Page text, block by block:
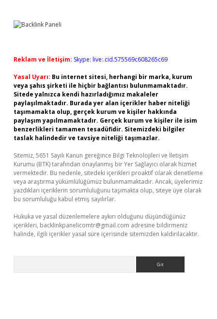
Reklam ve İletişim: Skype: live:.cid.575569c608265c69
Yasal Uyarı: Bu internet sitesi, herhangi bir marka, kurum
veya şahıs şirketi ile hiçbir bağlantısı bulunmamaktadır.
Sitede yalnızca kendi hazırladığımız makaleler
paylaşılmaktadır. Burada yer alan içerikler haber niteliği
taşımamakta olup, gerçek kurum ve kişiler hakkında
paylaşım yapılmamaktadır. Gerçek kurum ve kişiler ile isim
benzerlikleri tamamen tesadüfidir. Sitemizdeki bilgiler
taslak halindedir ve tavsiye niteliği taşımazlar.
Sitemiz, 5651 Sayılı Kanun gereğince Bilgi Teknolojileri ve İletişim
Kurumu (BTK) tarafından onaylanmış bir Yer Sağlayıcı olarak hizmet
vermektedir. Bu nedenle, sitedeki içerikleri proaktif olarak denetleme
veya araştırma yükümlülüğümüz bulunmamaktadır. Ancak, üyelerimiz
yazdıkları içeriklerin sorumluluğunu taşımakta olup, siteye üye olarak
bu sorumluluğu kabul etmiş sayılırlar.
Hukuka ve yasal düzenlemelere aykırı olduğunu düşündüğünüz
içerikleri, backlinkpanelicomtr@gmail.com adresine bildirmeniz
halinde, ilgili içerikler yasal süre içerisinde sitemizden kaldırılacaktır.